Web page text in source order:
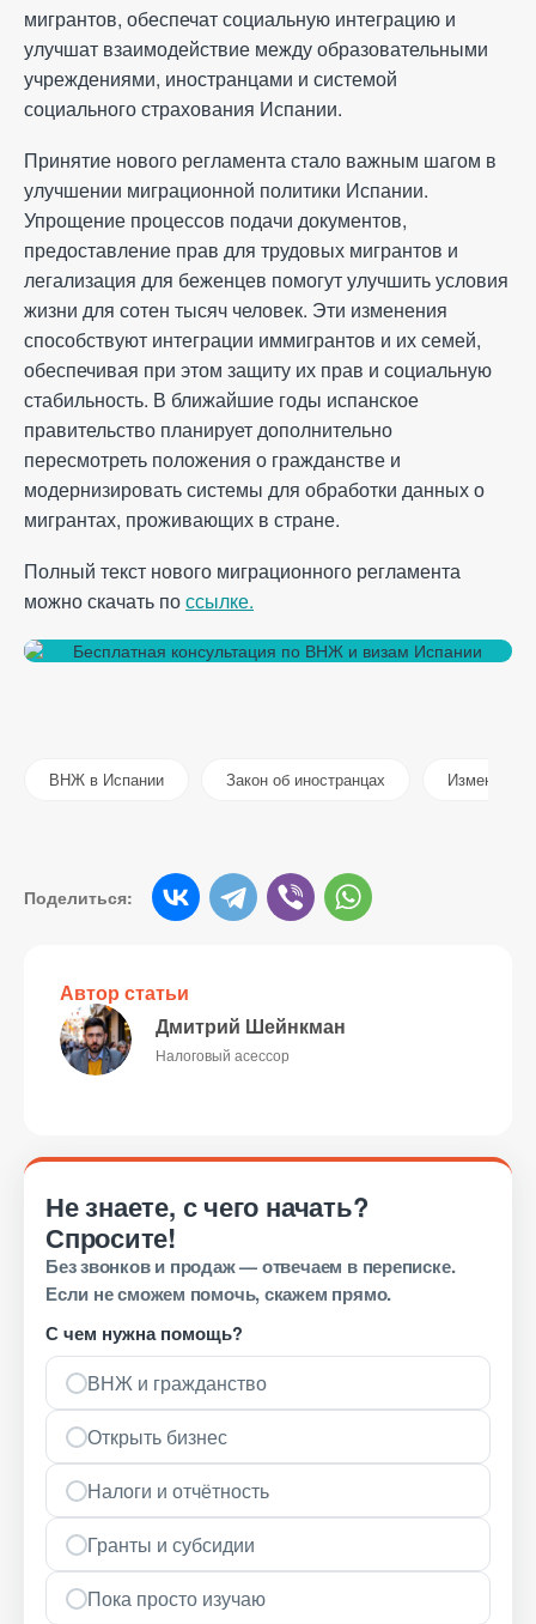
мигрантов, обеспечат социальную интеграцию и
улучшат взаимодействие между образовательными
учреждениями, иностранцами и системой
социального страхования Испании.
Принятие нового регламента стало важным шагом в
улучшении миграционной политики Испании.
Упрощение процессов подачи документов,
предоставление прав для трудовых мигрантов и
легализация для беженцев помогут улучшить условия
жизни для сотен тысяч человек. Эти изменения
способствуют интеграции иммигрантов и их семей,
обеспечивая при этом защиту их прав и социальную
стабильность. В ближайшие годы испанское
правительство планирует дополнительно
пересмотреть положения о гражданстве и
модернизировать системы для обработки данных о
мигрантах, проживающих в стране.
Полный текст нового миграционного регламента
можно скачать поссылке.
ВНЖ в Испании Закон об иностранцах Изменения
Поделиться:
Автор статьи
Дмитрий Шейнкман
Налоговый асессор
Не знаете, с чего начать?
Спросите!
Без звонков и продаж — отвечаем в переписке.
Если не сможем помочь, скажем прямо.
С чем нужна помощь?
ВНЖ и гражданство
Открыть бизнес
Налоги и отчётность
Гранты и субсидии
Пока просто изучаю